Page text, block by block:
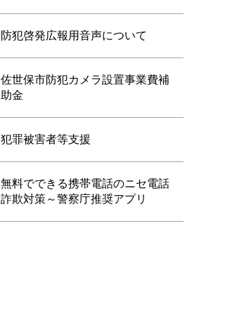
防犯啓発広報用音声について
佐世保市防犯カメラ設置事業費補
助金
犯罪被害者等支援
無料でできる携帯電話のニセ電話
詐欺対策～警察庁推奨アプリ